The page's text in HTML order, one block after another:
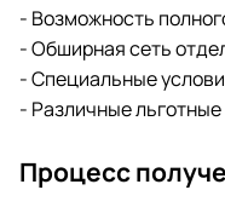
- Возможность
- Обширная сеть
- Специальные
- Различные
Процесс